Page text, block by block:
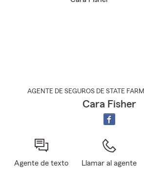
AGENTE DE SEGUROS DE STATE FARM
Cara Fisher
Agente de texto Llamar al agente